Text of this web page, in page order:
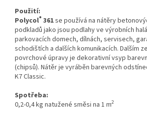
Použití:
Polycol® 361se používá na nátěry
podkladů jako jsou podlahy ve výrobních
parkovacích domech, dílnách, servisech,
schodištích a dalších komunikacích. Dalším
povrchové úpravy je dekorativní vsyp
(chipsů). Nátěr je vyráběn barevných
K7 Classic.
Spotřeba:
0,2-0,4 kg natužené směsi na 1 m2